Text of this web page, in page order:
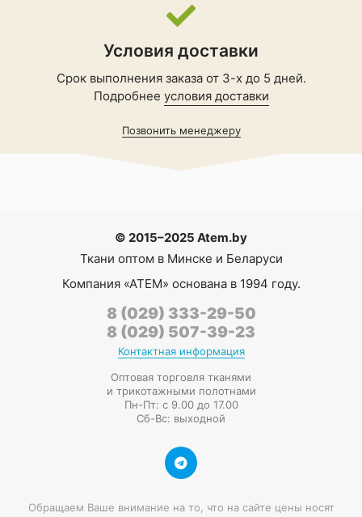
Условия доставки
Срок выполнения заказа от 3-х до 5 дней.
Подробнее условия доставки
Позвонить менеджеру
© 2015–2025 Atem.by
Ткани оптом в Минске и Беларуси
Компания «АТЕМ» основана в 1994 году.
8 (029) 333-29-50
8 (029) 507-39-23
Контактная информация
Оптовая торговля тканями
и трикотажными полотнами
Пн-Пт: с 9.00 до 17.00
Сб-Вс: выходной
Обращаем Ваше внимание на то, что на сайте цены носят